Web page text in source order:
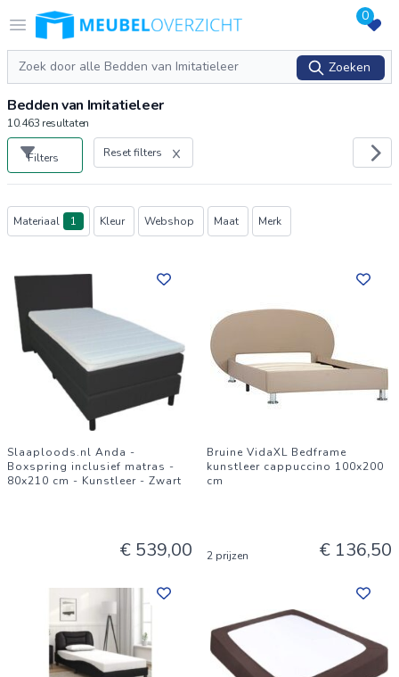
Open menu
Logo Meubeloverzicht.nl 0
Zoeken
Zoeken
Bedden van Imitatieleer
10.463 resultaten
Filters Reset filters
Producten
Materiaal 1 Kleur Webshop Maat Merk
Slaaploods.nl Anda -
Boxspring inclusief matras -
80x210 cm - Kunstleer - Zwart
€ 539,00
Bruine VidaXL Bedframe
kunstleer cappuccino 100x200
cm
2 prijzen € 136,50